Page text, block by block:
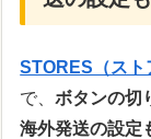
STORES（スト
で、ボタンの切
海外発送の設定